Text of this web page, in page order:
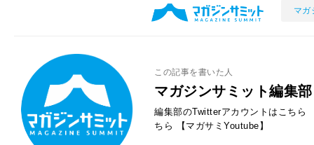
マガ
この記事を書いた人
マガジンサミット編集部
編集部のTwitterアカウントはこちら
ちら
【マガサミYoutube】